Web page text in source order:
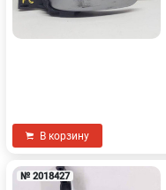
В корзину
№ 2018427